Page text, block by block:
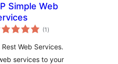
Simple Web
(1 total
ratings
)
Web Services.
services to your